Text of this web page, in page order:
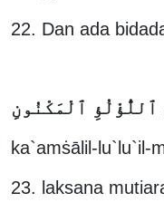
22. Dan ada
ka`amṡālil-lu`lu`il-
23. laksana